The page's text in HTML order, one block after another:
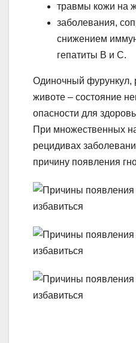
травмы кожи на
заболевания,
снижением
гепатиты B и C.
Одиночный фурункул,
животе – состояние
опасности для
При множественных
рецидивах
причину появления